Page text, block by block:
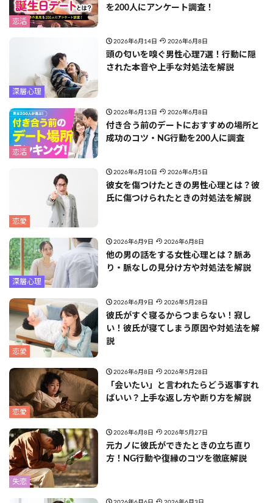
恋活
を200人にアンケート調査！
深層心理
2026年6月14日 2026年6月8日
頭の匂いを嗅ぐ男性心理7選！行動に隠
された本音や上手な対処法を解説
恋活
2026年6月13日 2026年6月8日
付き合う前のデートにおすすめの場所と
成功のコツ・NG行動を200人に調査
恋愛
2026年6月10日 2026年6月5日
彼女を傷つけたときの男性心理とは？彼
氏に傷つけられたときの対処法を解説
深層心理
2026年6月9日 2026年6月8日
他の男の話をする女性心理とは？脈あ
り・脈なしの見分け方や対処法を解説
恋愛
2026年6月9日 2026年5月28日
彼氏がすぐ寝るからつまらない！寂し
い！彼氏が寝てしまう原因や対処法を解
説
恋愛
2026年6月8日 2026年5月28日
「会いたい」と言われたらどう返事すれ
ばいい？上手な返し方や断り方を解説
失恋
2026年6月8日 2026年5月27日
元カノに彼氏ができたときの立ち直り
方！NG行動や復縁のコツを徹底解説